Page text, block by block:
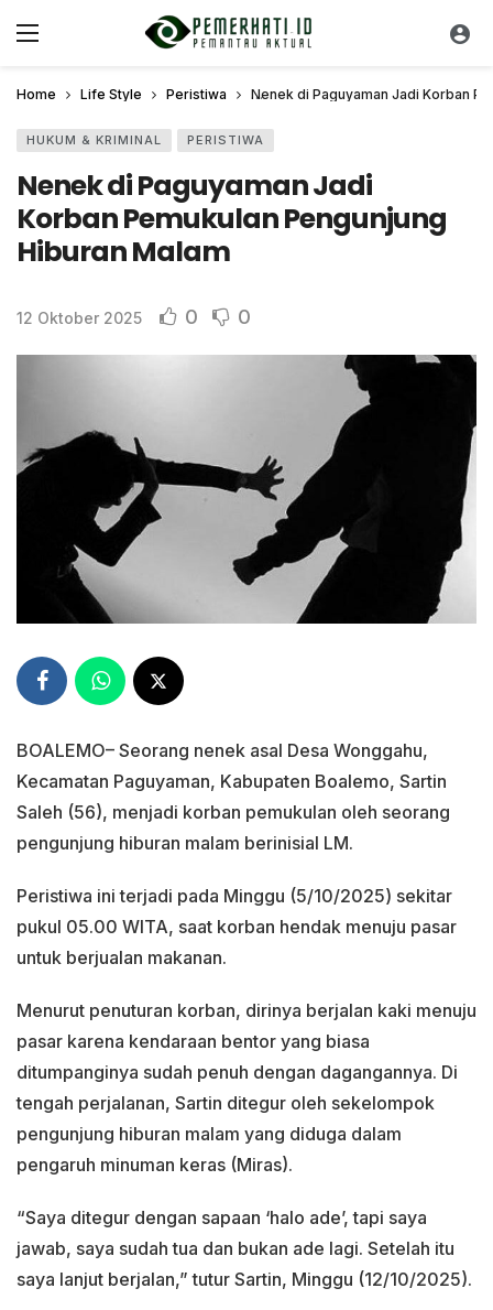
Home Life Style Peristiwa Nenek di Paguyaman Jadi Korban
HUKUM & KRIMINAL PERISTIWA
Nenek di Paguyaman Jadi
Korban Pemukulan Pengunjung
Hiburan Malam
12 Oktober 2025 0 0
BOALEMO– Seorang nenek asal Desa Wonggahu,
Kecamatan Paguyaman, Kabupaten Boalemo, Sartin
Saleh (56), menjadi korban pemukulan oleh seorang
pengunjung hiburan malam berinisial LM.
Peristiwa ini terjadi pada Minggu (5/10/2025) sekitar
pukul 05.00 WITA, saat korban hendak menuju pasar
untuk berjualan makanan.
Menurut penuturan korban, dirinya berjalan kaki menuju
pasar karena kendaraan bentor yang biasa
ditumpanginya sudah penuh dengan dagangannya. Di
tengah perjalanan, Sartin ditegur oleh sekelompok
pengunjung hiburan malam yang diduga dalam
pengaruh minuman keras (Miras).
“Saya ditegur dengan sapaan ‘halo ade’, tapi saya
jawab, saya sudah tua dan bukan ade lagi. Setelah itu
saya lanjut berjalan,” tutur Sartin, Minggu (12/10/2025).